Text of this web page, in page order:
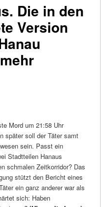
Die in den
Version
Mord um 21:58 Uhr
später soll der Täter samt
sein. Passt ein
Stadtteilen Hanaus
schmalen Zeitkorridor? Das
stützt den Bericht eines
ein ganz anderer war als
sich: Haben